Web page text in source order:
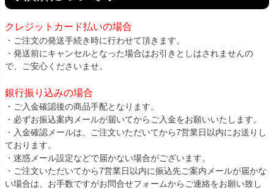
クレジットカード払いの場合
・ご注文の発送手続き時に行わせて頂きます。
・発送前にキャンセルとなった場合はお引きとしはされませんの
で、ご安心くださいませ。
銀行振り込みの場合
・ご入金確認後の商品手配となります。
・必ずお振込案内メールが届いてからご入金をお願いいたします。
・入金確認メールは、ご注文いただいてから7営業日以内にお送りし
ております。
・迷惑メール設定などで届かない場合がございます。
・ご注文いただいてから7営業日以内に振込先ご案内メールが届かな
い場合は、お手数ですがお問合せフォームからご連絡をお願い致し